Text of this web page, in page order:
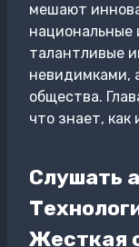
мешают
национальные
талантливые
невидимками,
общества.
что знает,
Слушать
Жесткая